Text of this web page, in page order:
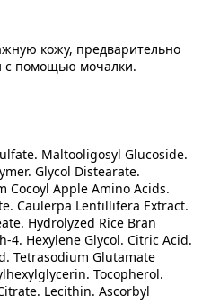
кожу, предварительно
с помощью мочалки.
Maltooligosyl Glucoside.
Glycol Distearate.
Cocoyl Apple Amino Acids.
Caulerpa Lentillifera Extract.
Hydrolyzed Rice Bran
4. Hexylene Glycol. Citric Acid.
Tetrasodium Glutamate
Tocopherol.
Lecithin. Ascorbyl